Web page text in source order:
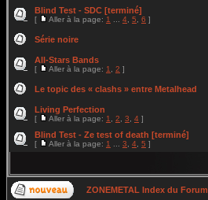
Blind Test - SDC [terminé]
[ Aller à la page: 1 4 5 6 ]
Série noire
All-Stars Bands
[ Aller à la page: 1 2 ]
Le topic des « clashs » entre Metalhead
Living Perfection
[ Aller à la page: 1 2 3 4 ]
Blind Test - Ze test of death [terminé]
[ Aller à la page: 1 3 4 5 ]
ZONEMETAL Index du Forum